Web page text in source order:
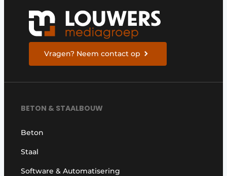
Vragen? Neem contact op
BETON & STAALBOUW
Beton
Staal
Software & Automatisering